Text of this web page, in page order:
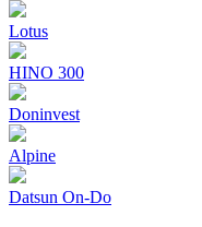
Lotus
HINO 300
Doninvest
Alpine
Datsun On-Do